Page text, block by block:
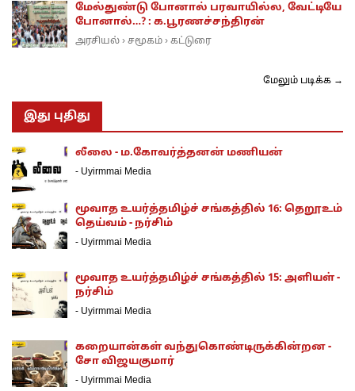
மேல்துண்டு போனால் பரவாயில்ல, வேட்டியே
போனால்…? : க.பூரணச்சந்திரன்
அரசியல் › சமூகம் › கட்டுரை
மேலும் படிக்க →
இது புதிது
லீலை - ம.கோவர்த்தனன் மணியன்
- Uyirmmai Media
மூவாத உயர்த்தமிழ்ச் சங்கத்தில் 16: தெறூஉம்
தெய்வம் - நர்சிம்
- Uyirmmai Media
மூவாத உயர்த்தமிழ்ச் சங்கத்தில் 15: அளியள் -
நர்சிம்
- Uyirmmai Media
கறையான்கள் வந்துகொண்டிருக்கின்றன -
சோ விஜயகுமார்
- Uyirmmai Media